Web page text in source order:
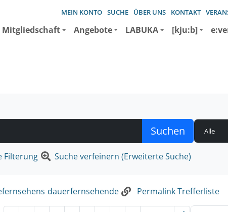
MEIN KONTO SUCHE ÜBER UNS KONTAKT
Mitgliedschaft Angebote LABUKA [kju:b]
Filterung Suche verfeinern (Erweiterte Suche)
dauerfernsehende Permalink Trefferliste